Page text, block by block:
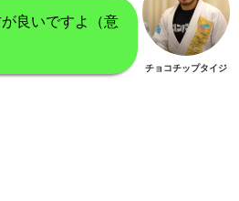
良いですよ（意
チョコチップタイジ